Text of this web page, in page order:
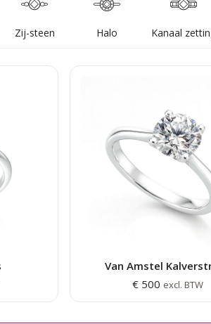
Zij-steen Halo Kanaal
Van Amstel
€ 500 excl. BTW